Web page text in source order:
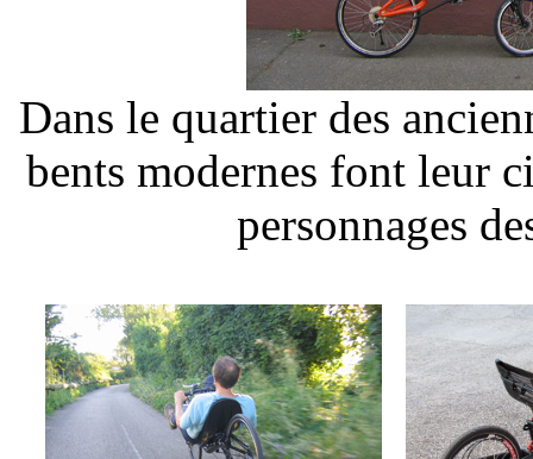
Dans le quartier des
bents modernes font leur
personnages